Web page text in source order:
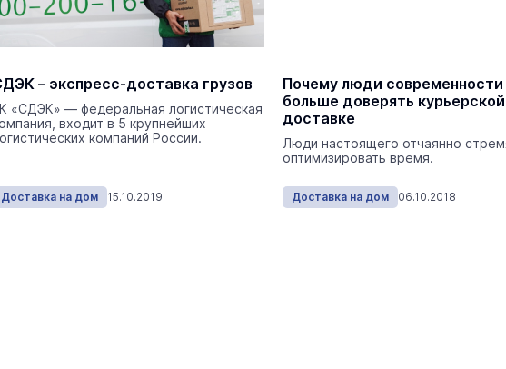
Концерты 26 августа 19:00
На ощупь. Путеводитель
лабиринту
– экспресс-доставка грузов
«СДЭК» — федеральная логистическая
входит в 5 крупнейших
компаний России.
Доставка на дом 15.10.2019
Почему люди современности
больше доверять курьерской
доставке
Люди настоящего отчаянно
оптимизировать время.
Доставка на дом 06.10.2018